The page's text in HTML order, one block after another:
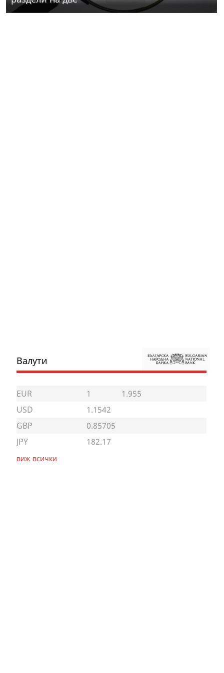
Валути
EUR 1
1.955
USD
1.1542
GBP
0.85705
JPY
182.17
виж всички